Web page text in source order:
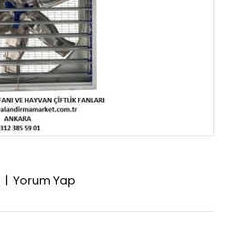
| Yorum Yap